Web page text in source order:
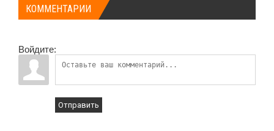
КОММЕНТАРИИ
Войдите:
Отправить